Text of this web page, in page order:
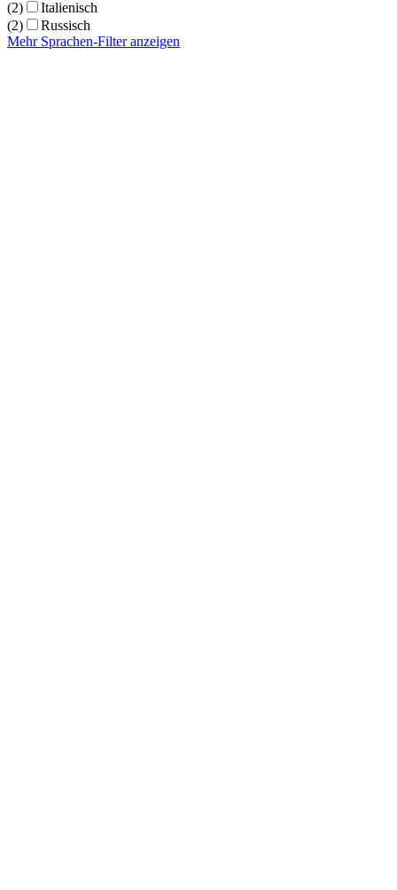
(2)
Italienisch
(2)
Russisch
Mehr Sprachen-Filter anzeigen